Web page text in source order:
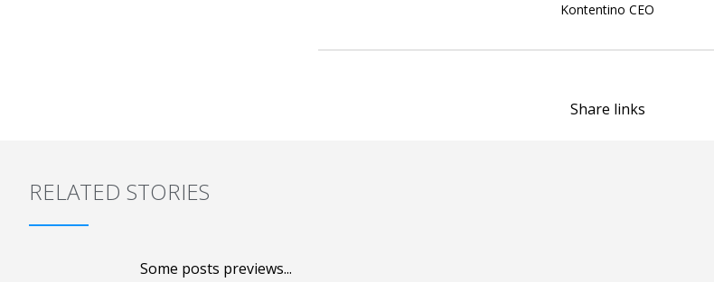
Kontentino CEO
Share links
RELATED STORIES
Some posts previews...